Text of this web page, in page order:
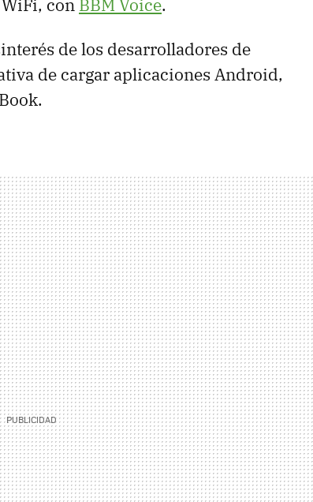
con BBM Voice.
de los desarrolladores de
de cargar aplicaciones Android,